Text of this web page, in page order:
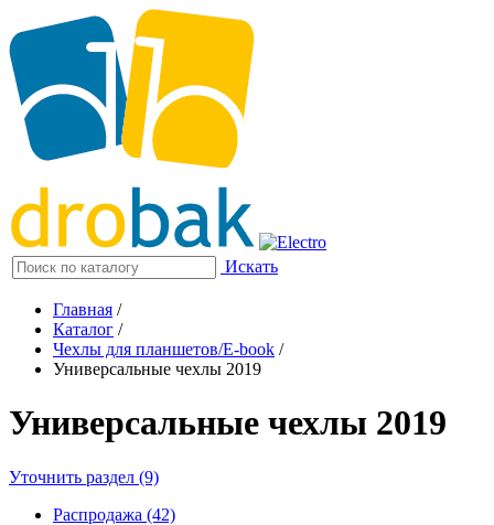
Искать
Главная /
Каталог /
Чехлы для планшетов/E-book /
Универсальные чехлы 2019
Универсальные чехлы 2019
Уточнить раздел (9)
Распродажа (42)